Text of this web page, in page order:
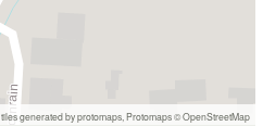
tiles generated by protomaps Protomaps©OpenStreetMap